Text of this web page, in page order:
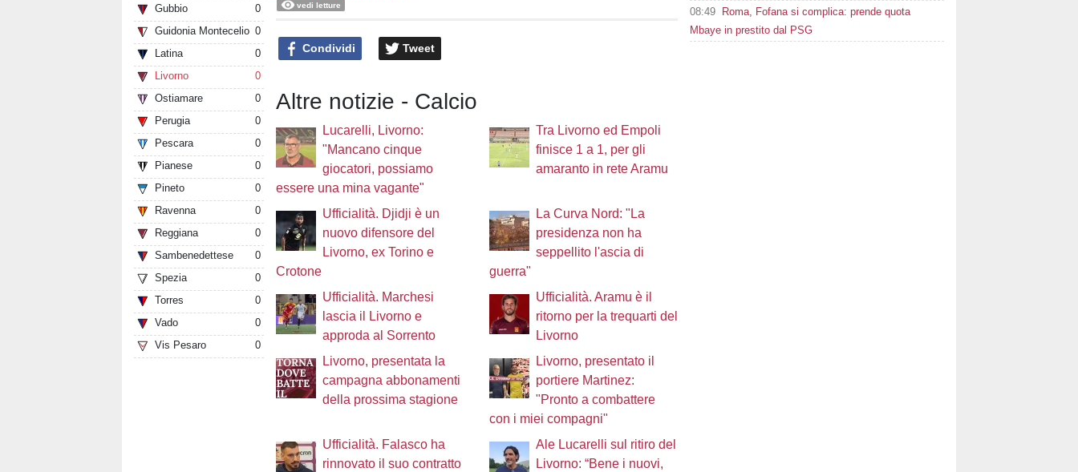
Gubbio
0
Guidonia Montecelio 0
Latina
0
Livorno
0
Ostiamare
0
Perugia
0
Pescara
0
Pianese
0
Pineto
0
Ravenna
0
Reggiana
0
Sambenedettese
0
Spezia
0
Torres
0
Vado
0
Vis Pesaro
0
vedi letture
Condividi Tweet
Altre notizie - Calcio
Lucarelli, Livorno:
"Mancano cinque
giocatori, possiamo
essere una mina vagante"
Tra Livorno ed Empoli
finisce 1 a 1, per gli
amaranto in rete Aramu
Ufficialità. Djidji è un
nuovo difensore del
Livorno, ex Torino e
Crotone
La Curva Nord: "La
presidenza non ha
seppellito l'ascia di
guerra"
Ufficialità. Marchesi
lascia il Livorno e
approda al Sorrento
Ufficialità. Aramu è il
ritorno per la trequarti del
Livorno
Livorno, presentata la
campagna abbonamenti
della prossima stagione
Livorno, presentato il
portiere Martinez:
"Pronto a combattere
con i miei compagni"
Ufficialità. Falasco ha
rinnovato il suo contratto
Ale Lucarelli sul ritiro del
Livorno: “Bene i nuovi,
08:49
Roma, Fofana si complica: prende quota
Mbaye in prestito dal PSG